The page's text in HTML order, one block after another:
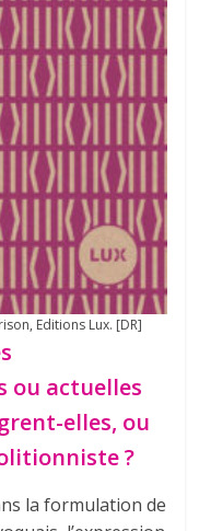
Editions Lux. [DR]
ou actuelles
elles, ou
?
la formulation de